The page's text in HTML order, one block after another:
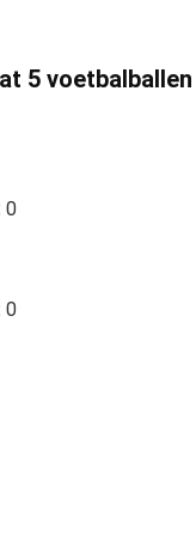
5 voetbalballen
0
0